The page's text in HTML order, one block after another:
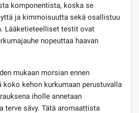
komponentista, koska se
ja kimmoisuutta sekä osallistuu
Lääketieteelliset testit ovat
nopeuttaa haavan
mukaan morsian ennen
koko kehon kurkumaan perustuvalla
iholle annetaan
terve sävy. Tätä aromaattista